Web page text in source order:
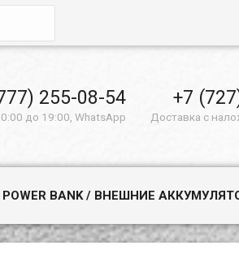
255-08-54
до 19:00, WhatsApp
+7
Доставка с
POWER BANK / ВНЕШНИЕ